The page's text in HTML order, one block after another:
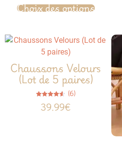
Choix des options
Chaussons Velours
(Lot de 5 paires)
4.50
sur 5
(6)
39.99€